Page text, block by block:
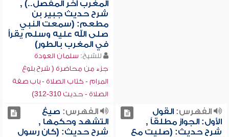
المغرب آخر المفصل..) ,
شرح حديث جبير بن
مطعم: (سمعت النبي
صلى الله عليه وسلم يقرأ
في المغرب بالطور)
للشيخ: سلمان العودة
جزء من محاضرة ( شرح بلوغ
المرام - كتاب الصلاة - باب صفة
الصلاة - حديث 310-312)
الفهرس:القول
الأول: الجواز مطلقاً ,
شرح حديث: (صليت مع
الفهرس: صيغ
التشهد وحكمها ,
شرح حديث: (كان رسول